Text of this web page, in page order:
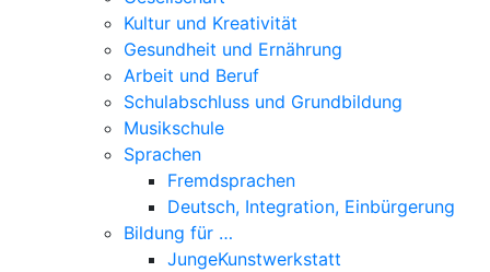
Kultur und Kreativität
Gesundheit und Ernährung
Arbeit und Beruf
Schulabschluss und Grundbildung
Musikschule
Sprachen
Fremdsprachen
Deutsch, Integration, Einbürgerung
Bildung für …
JungeKunstwerkstatt